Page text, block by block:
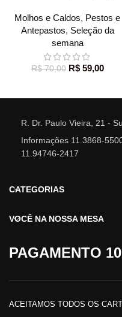
Molhos e Caldos, Pestos e
Antepastos, Seleção da
semana
R$70,00 R$59,00
R. Dr. Paulo Vieira, 21 -
Informações 11.3868-
11.94746-2417
CATEGORIAS
VOCÊ NA NOSSA MESA
PAGAMENTO
ACEITAMOS TODOS OS